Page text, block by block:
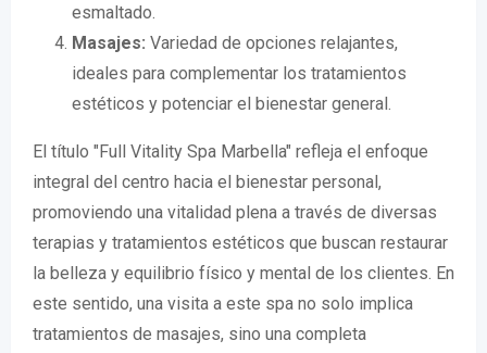
esmaltado.
Masajes: Variedad de opciones relajantes,
ideales para complementar los tratamientos
estéticos y potenciar el bienestar general.
El título "Full Vitality Spa Marbella" refleja el enfoque
integral del centro hacia el bienestar personal,
promoviendo una vitalidad plena a través de diversas
terapias y tratamientos estéticos que buscan restaurar
la belleza y equilibrio físico y mental de los clientes. En
este sentido, una visita a este spa no solo implica
tratamientos de masajes, sino una completa